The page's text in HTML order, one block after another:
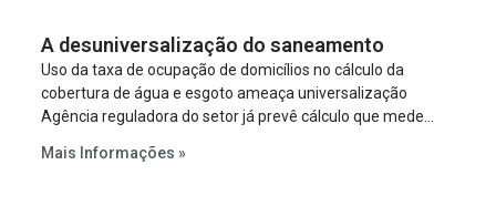
à segurança jurídica dos contratos.
A desuniversalização do saneamento
Uso da taxa de ocupação de domicílios no cálculo da
cobertura de água e esgoto ameaça universalização
Agência reguladora do setor já prevê cálculo que mede
Mais Informações »